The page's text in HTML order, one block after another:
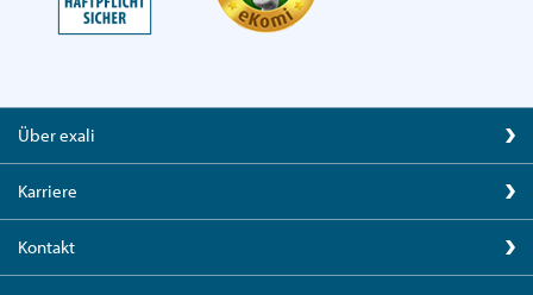
Über exali
Karriere
Kontakt